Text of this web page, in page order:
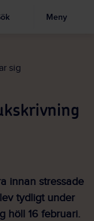
sökruta
Meny
sig
innan stressade
tydligt under
höll 16 februari.